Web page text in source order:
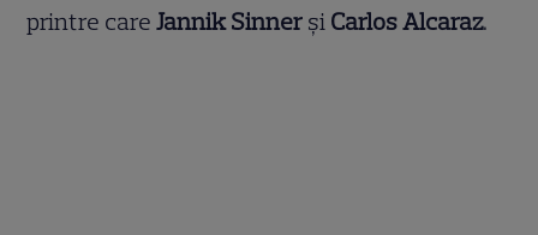
printre careJannik Sinner și Carlos Alcaraz.